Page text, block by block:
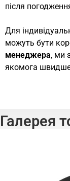
після
Для
можуть бути
менеджера, ми
якомога
Галерея